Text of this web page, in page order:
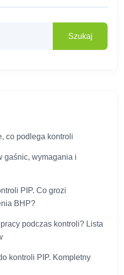
Szukaj
co podlega kontroli
gaśnic, wymagania i
PIP. Co grozi
BHP?
podczas kontroli? Lista
kontroli PIP. Kompletny